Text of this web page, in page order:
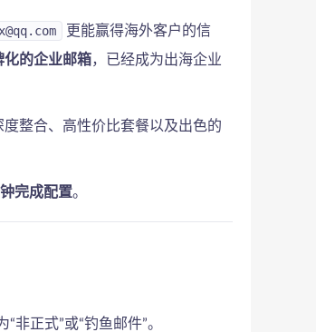
更能赢得海外客户的信
化的企业邮箱，已经成为出海企业
整合、高性价比套餐以及出色的
完成配置。
正式”或“钓鱼邮件”。